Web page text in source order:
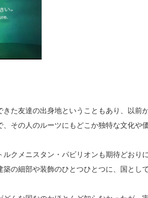
きた友達の出身地ということもあり、以前
その人のルーツにもどこか独特な文化や
クメニスタン・パビリオンも期待どおり
築の細部や装飾のひとつひとつに、国とし